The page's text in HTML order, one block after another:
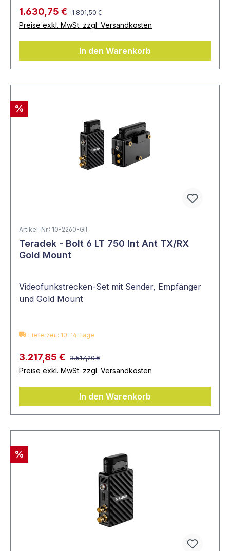
1.630,75 € 1.801,50 €
Preise exkl. MwSt. zzgl. Versandkosten
In den Warenkorb
%
Artikel-Nr.: 10-2260-GII
Teradek - Bolt 6 LT 750 Int Ant TX/RX
Gold Mount
Videofunkstrecken-Set mit Sender, Empfänger
und Gold Mount
Lieferzeit: 10-14 Tage
3.217,85 € 3.517,20 €
Preise exkl. MwSt. zzgl. Versandkosten
In den Warenkorb
%